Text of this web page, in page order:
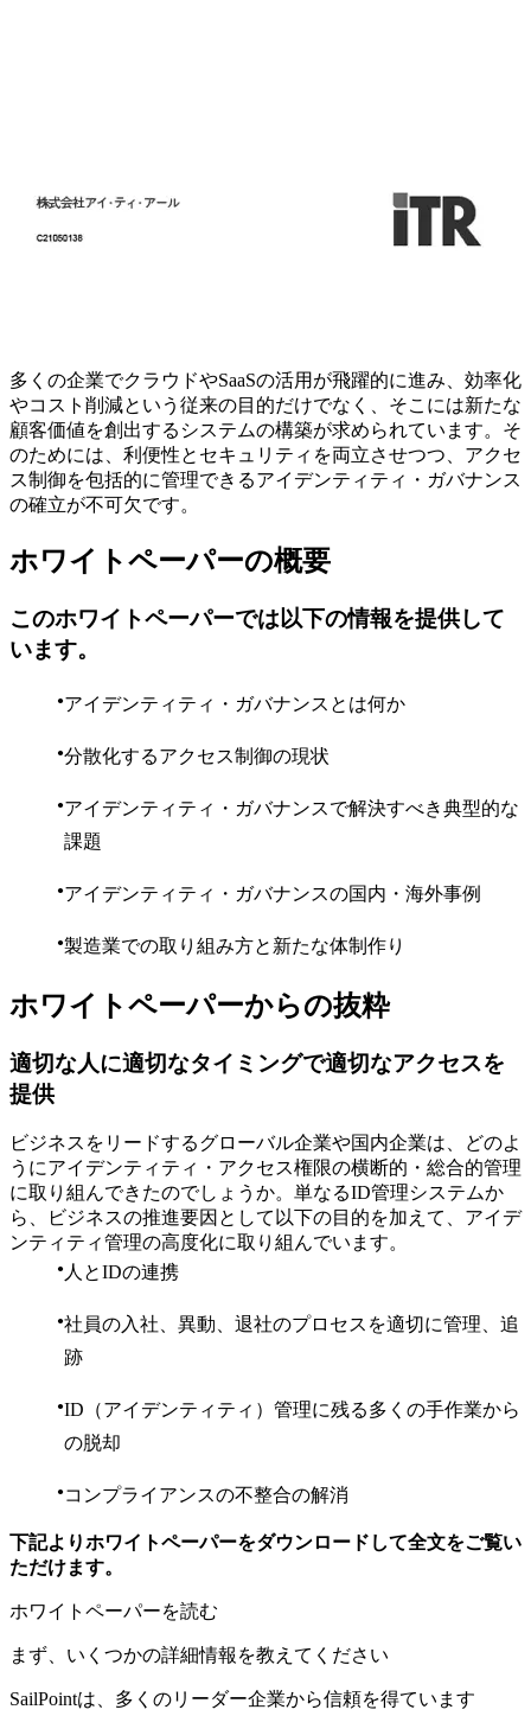
多くの企業でクラウドやSaaSの活用が飛躍的に進み、効率化
やコスト削減という従来の目的だけでなく、そこには新たな
顧客価値を創出するシステムの構築が求められています。そ
のためには、利便性とセキュリティを両立させつつ、アクセ
ス制御を包括的に管理できるアイデンティティ・ガバナンス
の確立が不可欠です。
ホワイトペーパーの概要
このホワイトペーパーでは以下の情報を提供して
います。
アイデンティティ・ガバナンスとは何か
分散化するアクセス制御の現状
アイデンティティ・ガバナンスで解決すべき典型的な
課題
アイデンティティ・ガバナンスの国内・海外事例
製造業での取り組み方と新たな体制作り
ホワイトペーパーからの抜粋
適切な人に適切なタイミングで適切なアクセスを
提供
ビジネスをリードするグローバル企業や国内企業は、どのよ
うにアイデンティティ・アクセス権限の横断的・総合的管理
に取り組んできたのでしょうか。単なるID管理システムか
ら、ビジネスの推進要因として以下の目的を加えて、アイデ
ンティティ管理の高度化に取り組んでいます。
人とIDの連携
社員の入社、異動、退社のプロセスを適切に管理、追
跡
ID（アイデンティティ）管理に残る多くの手作業から
の脱却
コンプライアンスの不整合の解消
下記よりホワイトペーパーをダウンロードして全文をご覧い
ただけます。
ホワイトペーパーを読む
まず、いくつかの詳細情報を教えてください
SailPointは、多くのリーダー企業から信頼を得ています